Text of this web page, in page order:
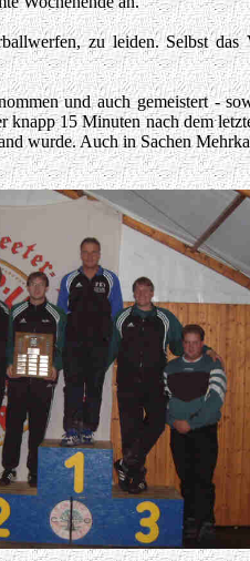
zu leiden. Selbst
und auch gemeistert -
15 Minuten nach dem
wurde. Auch in Sachen